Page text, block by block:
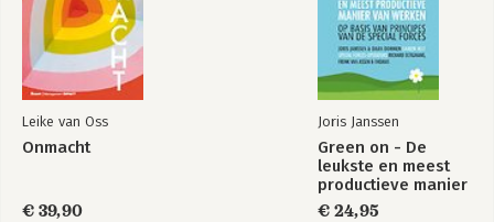
Leike van Oss
Onmacht
€ 39,90
Joris Janssen
Green on - De
leukste en meest
productieve manier
van werken
€ 24,95